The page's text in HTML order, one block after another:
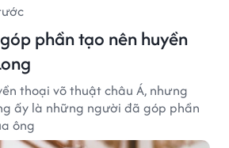
phần tạo nên huyền
thoại võ thuật châu Á, nhưng
ấy là những người đã góp phần
ông